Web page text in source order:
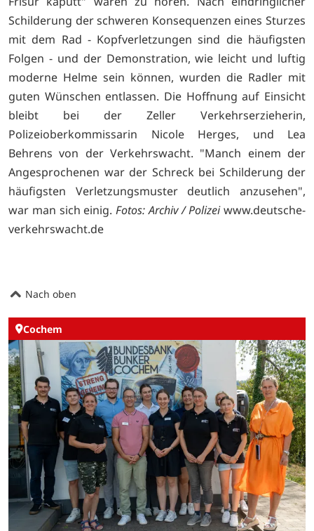
Schilderung der schweren Konsequenzen eines Sturzes
mit dem Rad - Kopfverletzungen sind die häufigsten
Folgen - und der Demonstration, wie leicht und luftig
moderne Helme sein können, wurden die Radler mit
guten Wünschen entlassen. Die Hoffnung auf Einsicht
bleibt bei der Zeller Verkehrserzieherin,
Polizeioberkommissarin Nicole Herges, und Lea
Behrens von der Verkehrswacht. "Manch einem der
Angesprochenen war der Schreck bei Schilderung der
häufigsten Verletzungsmuster deutlich anzusehen",
war man sich einig. Fotos: Archiv / Polizei www.deutsche-
verkehrswacht.de
Nach oben
Cochem